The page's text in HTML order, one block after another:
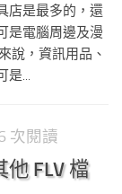
店是最多的，還
是電腦周邊及漫
說，資訊用品、
是...
次閱讀
他 FLV 檔